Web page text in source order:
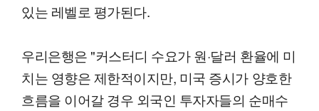
있는 레벨로 평가된다.
우리은행은 "커스터디 수요가 원·달러 환율에 미
치는 영향은 제한적이지만, 미국 증시가 양호한
흐름을 이어갈 경우 외국인 투자자들의 순매수